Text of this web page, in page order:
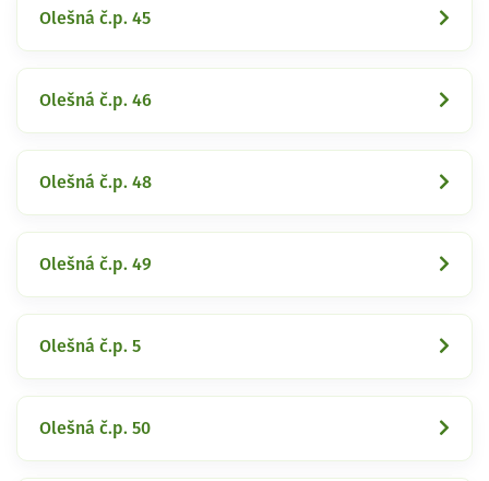
Olešná č.p. 45
Olešná č.p. 46
Olešná č.p. 48
Olešná č.p. 49
Olešná č.p. 5
Olešná č.p. 50